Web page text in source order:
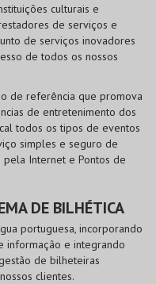
culturais e
de serviços e
de serviços inovadores
de todos os nossos
de referência que promova
de entretenimento dos
todos os tipos de eventos
simples e seguro de
Internet e Pontos de
DE BILHÉTICA
portuguesa, incorporando
informação e integrando
de bilheteiras
clientes.